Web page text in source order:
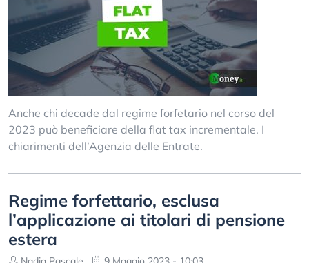
Anche chi decade dal regime forfetario nel corso del
2023 può beneficiare della flat tax incrementale. I
chiarimenti dell’Agenzia delle Entrate.
Regime forfettario, esclusa
l’applicazione ai titolari di pensione
estera